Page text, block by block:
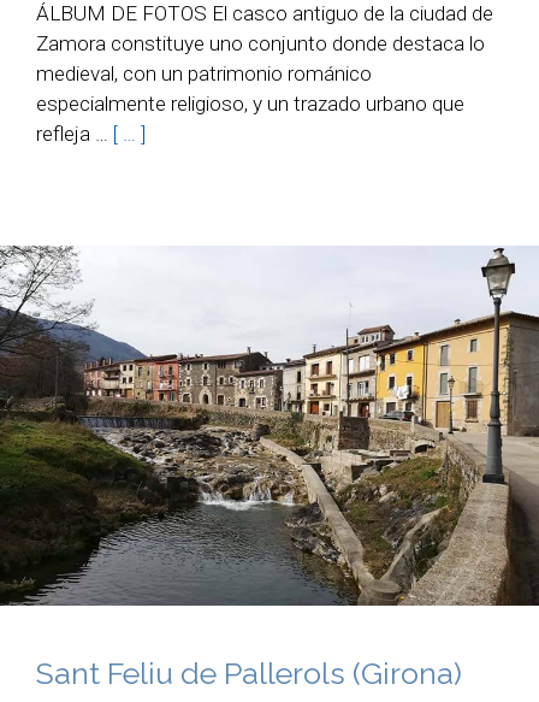
ÁLBUM DE FOTOS El casco antiguo de la ciudad de
Zamora constituye uno conjunto donde destaca lo
medieval, con un patrimonio románico
especialmente religioso, y un trazado urbano que
refleja … [ … ]
Sant Feliu de Pallerols (Girona)